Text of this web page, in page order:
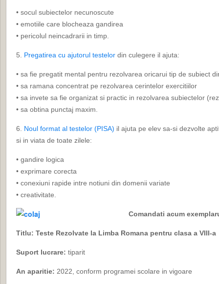
• socul subiectelor necunoscute
• emotiile care blocheaza gandirea
• pericolul neincadrarii in timp.
5. Pregatirea cu ajutorul testelor din culegere il ajuta:
• sa fie pregatit mental pentru rezolvarea oricarui tip de subiect
• sa ramana concentrat pe rezolvarea cerintelor exercitiilor
• sa invete sa fie organizat si practic in rezolvarea subiectelor
• sa obtina punctaj maxim.
6. Noul format al testelor (PISA) il ajuta pe elev sa-si dezvolte
si in viata de toate zilele:
• gandire logica
• exprimare corecta
• conexiuni rapide intre notiuni din domenii variate
• creativitate.
Comandati acum
Titlu: Teste Rezolvate la Limba Romana pentru clasa a VIII-a
Suport lucrare: tiparit
An aparitie: 2022, conform programei scolare in vigoare